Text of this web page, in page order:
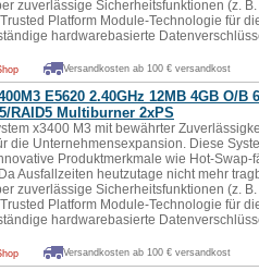
zuverlässige Sicherheitsfunktionen (z.
Platform Module-Technologie für
hardwarebasierte
Versandkosten ab 100 € versandkost
E5620 2.40GHz 12MB 4GB O/B
RAID5 Multiburner 2xPS
x3400 M3 mit bewährter
die Unternehmensexpansion. Diese
Produktmerkmale wie Hot-
Ausfallzeiten heutzutage nicht mehr
zuverlässige Sicherheitsfunktionen (z.
Platform Module-Technologie für
hardwarebasierte
Versandkosten ab 100 € versandkost